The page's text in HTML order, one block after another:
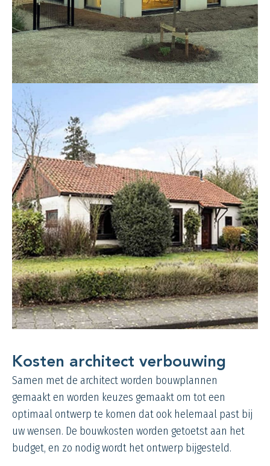
Kosten architect verbouwing
Samen met de architect worden bouwplannen
gemaakt en worden keuzes gemaakt om tot een
optimaal ontwerp te komen dat ook helemaal past bij
uw wensen. De bouwkosten worden getoetst aan het
budget, en zo nodig wordt het ontwerp bijgesteld.